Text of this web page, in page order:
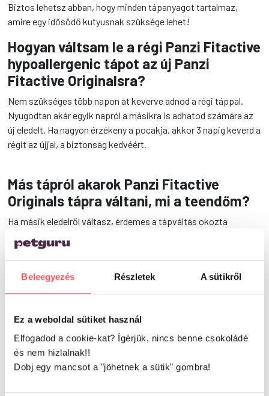
Beleegyezés Részletek A sütikről
Ez a weboldal sütiket használ
Elfogadod a cookie-kat? Ígérjük, nincs benne csokoládé
és nem hizlalnak!!
Dobj egy mancsot a "jöhetnek a sütik" gombra!
Biztos lehetsz abban, hogy minden tápanyagot tartalmaz,
amire egy idősödő kutyusnak szüksége lehet!
Hogyan váltsam le a régi Panzi Fitactive
hypoallergenic tápot az új Panzi
Fitactive Originalsra?
Nem szükséges több napon át keverve adnod a régi táppal.
Nyugodtan akár egyik napról a másikra is adhatod számára az
új eledelt. Ha nagyon érzékeny a pocakja, akkor 3 napig keverd a
régit az újjal, a biztonság kedvéért.
Más tápról akarok Panzi Fitactive
Originals tápra váltani, mi a teendőm?
Ha másik eledelről váltasz, érdemes a tápváltás okozta
fokozatosan növelt arányban adni az új eledelt a régihez. Sőt,
megtámogathatod kutyák számára készült probiotikummal is,
ebben az időszakban a kutyusod.
Miből áll ez az eledel?
Összetétel: Hús- és állati származékok (bárányhúsliszt min.
20%), kukorica, korpa, búza, rizs, szárított burgonya (min. 4%),
szárított sárgarépa (min. 4%), szárított borsó (min. 4%),